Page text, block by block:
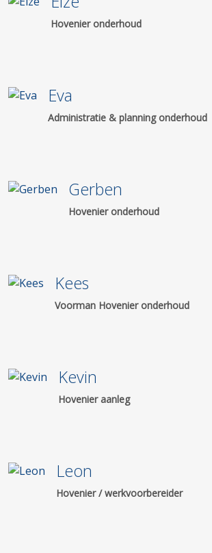
Hovenier onderhoud
Eva
Administratie & planning onderhoud
Gerben
Hovenier onderhoud
Kees
Voorman Hovenier onderhoud
Kevin
Hovenier aanleg
Leon
Hovenier / werkvoorbereider